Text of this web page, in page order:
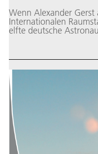
Wenn Alexander
Internationalen
elfte deutsche